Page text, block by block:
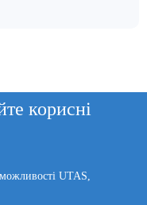
корисні
UTAS,